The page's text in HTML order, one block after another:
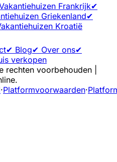
Frankrijk✔
Griekenland✔
Kroatië
✔ Blog✔ Over ons✔
verkopen
rechten voorbehouden |
·Platformvoorwaarden·